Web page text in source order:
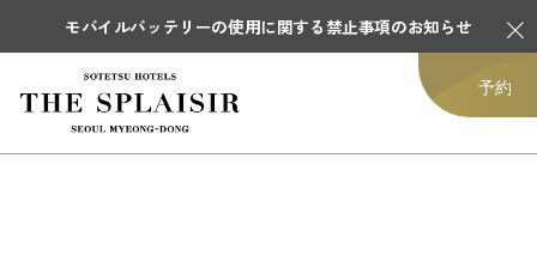
モバイルバッテリーの使用に関する禁止事項のお知らせ
予約